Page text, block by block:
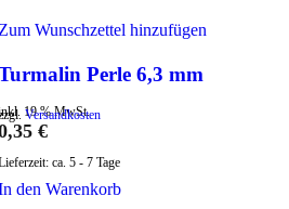
Wunschzettel hinzufügen
Perle 6,3 mm
19 % MwSt.
Versandkosten
€
ca. 5 - 7 Tage
den Warenkorb